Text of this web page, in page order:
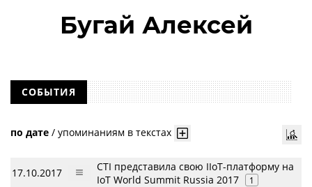
Бугай Алексей
СОБЫТИЯ
по дате / упоминаниям в текстах
17.10.2017
CTI представила свою IIoT-платформу на
IoT World Summit Russia 2017
1